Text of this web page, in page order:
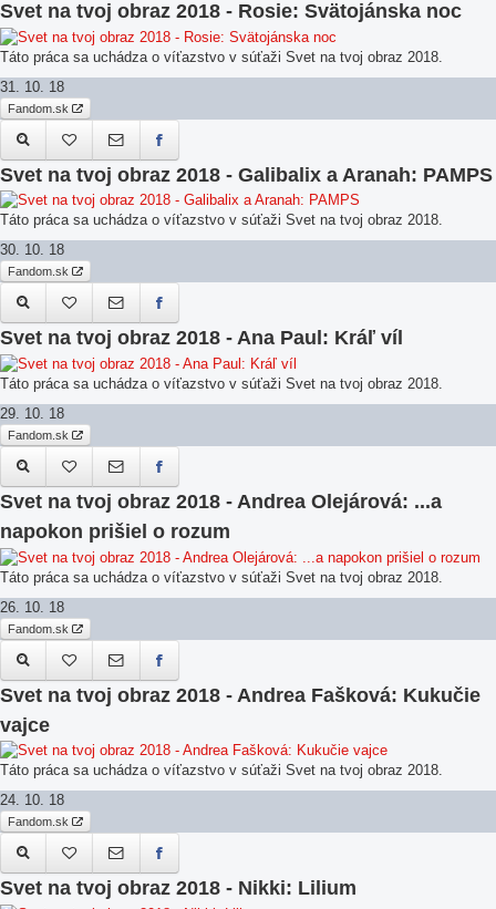
Svet na tvoj obraz 2018 - Rosie: Svätojánska noc
Táto práca sa uchádza o víťazstvo v súťaži Svet na tvoj obraz 2018.
31. 10. 18
Fandom.sk
Svet na tvoj obraz 2018 - Galibalix a Aranah: PAMPS
Táto práca sa uchádza o víťazstvo v súťaži Svet na tvoj obraz 2018.
30. 10. 18
Fandom.sk
Svet na tvoj obraz 2018 - Ana Paul: Kráľ víl
Táto práca sa uchádza o víťazstvo v súťaži Svet na tvoj obraz 2018.
29. 10. 18
Fandom.sk
Svet na tvoj obraz 2018 - Andrea Olejárová: ...a
napokon prišiel o rozum
Táto práca sa uchádza o víťazstvo v súťaži Svet na tvoj obraz 2018.
26. 10. 18
Fandom.sk
Svet na tvoj obraz 2018 - Andrea Fašková: Kukučie
vajce
Táto práca sa uchádza o víťazstvo v súťaži Svet na tvoj obraz 2018.
24. 10. 18
Fandom.sk
Svet na tvoj obraz 2018 - Nikki: Lilium